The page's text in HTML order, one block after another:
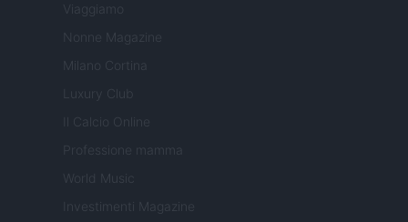
Viaggiamo
Nonne Magazine
Milano Cortina
Luxury Club
Il Calcio Online
Professione mamma
World Music
Investimenti Magazine